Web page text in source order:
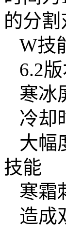
的分
W技
6.2
寒冰
冷却
大幅
技能
寒霜
造成